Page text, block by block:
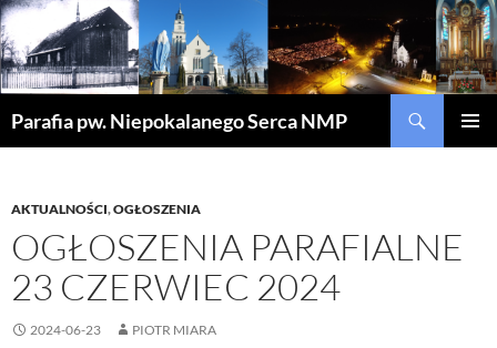
Parafia pw. Niepokalanego Serca NMP
AKTUALNOŚCI,OGŁOSZENIA
OGŁOSZENIA PARAFIALNE
23 CZERWIEC 2024
2024-06-23 PIOTR MIARA